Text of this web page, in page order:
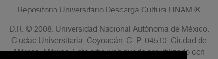
Repositorio Universitario Descarga Cultura.UNAM ®
D.R. © 2008. Universidad Nacional Autónoma de México.
Ciudad Universitaria, Coyoacán, C. P. 04510, Ciudad de
México, México. Este sitio web puede ser utilizado con